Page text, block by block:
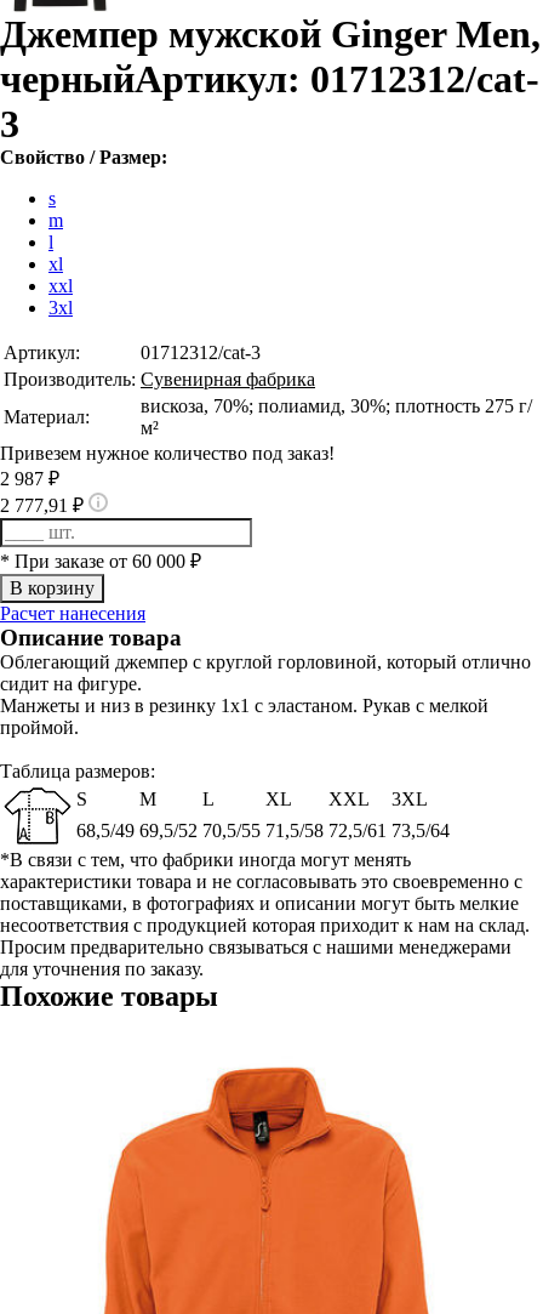
Джемпер мужской Ginger Men,
черныйАртикул: 01712312/cat-
3
Свойство / Размер:
s
m
l
xl
xxl
3xl
Артикул:
01712312/cat-3
Производитель: Сувенирная фабрика
Материал:
вискоза, 70%; полиамид, 30%; плотность 275 г/
м²
Привезем нужное количество под заказ!
2 987 ₽
2 777,91 ₽
* При заказе от 60 000 ₽
Расчет нанесения
Описание товара
Облегающий джемпер с круглой горловиной, который отлично
сидит на фигуре.
Манжеты и низ в резинку 1x1 с эластаном. Рукав с мелкой
проймой.
Таблица размеров:
S
M L XL XXL
3XL
68,5/49 69,5/52 70,5/55 71,5/58 72,5/61 73,5/64
*В связи с тем, что фабрики иногда могут менять
характеристики товара и не согласовывать это своевременно с
поставщиками, в фотографиях и описании могут быть мелкие
несоответствия с продукцией которая приходит к нам на склад.
Просим предварительно связываться с нашими менеджерами
для уточнения по заказу.
Похожие товары